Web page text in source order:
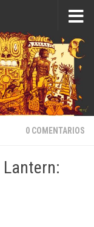
0 COMENTARIOS
Lantern: